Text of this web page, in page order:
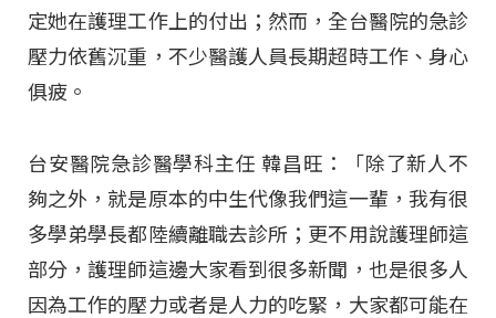
定她在護理工作上的付出；然而，全台醫院的急診
壓力依舊沉重，不少醫護人員長期超時工作、身心
俱疲。
台安醫院急診醫學科主任 韓昌旺：「除了新人不
夠之外，就是原本的中生代像我們這一輩，我有很
多學弟學長都陸續離職去診所；更不用說護理師這
部分，護理師這邊大家看到很多新聞，也是很多人
因為工作的壓力或者是人力的吃緊，大家都可能在